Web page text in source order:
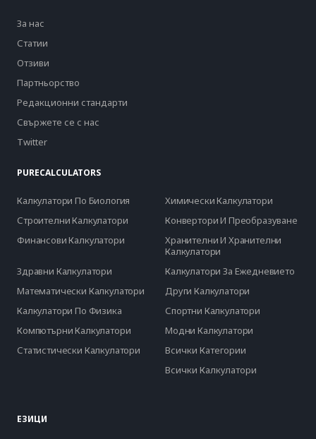
За нас
Статии
Отзиви
Партньорство
Редакционни стандарти
Свържете се с нас
Twitter
PURECALCULATORS
Калкулатори По Биология
Химически Калкулатори
Строителни Калкулатори
Конвертори И Преобразуване
Финансови Калкулатори
Хранителни И Хранителни
Калкулатори
Здравни Калкулатори
Калкулатори За Ежедневието
Математически Калкулатори
Други Калкулатори
Калкулатори По Физика
Спортни Калкулатори
Компютърни Калкулатори
Модни Калкулатори
Статистически Калкулатори
Всички Категории
Всички Калкулатори
ЕЗИЦИ